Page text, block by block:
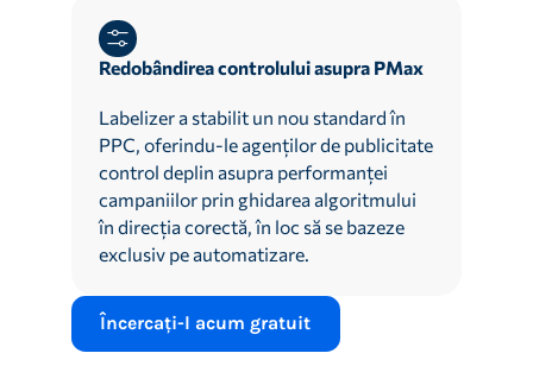
Redobândirea controlului asupra PMax
Labelizer a stabilit un nou standard în
PPC, oferindu-le agenților de publicitate
control deplin asupra performanței
campaniilor prin ghidarea algoritmului
în direcția corectă, în loc să se bazeze
exclusiv pe automatizare.
Încercați-l acum gratuit